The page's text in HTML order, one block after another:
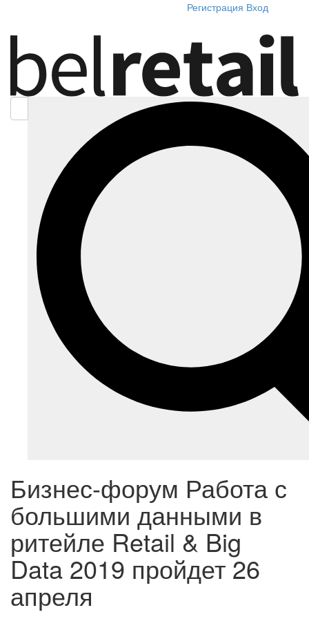
Регистрация Вход
Бизнес-форум Работа с
большими данными в
ритейле Retail & Big
Data 2019 пройдет 26
апреля